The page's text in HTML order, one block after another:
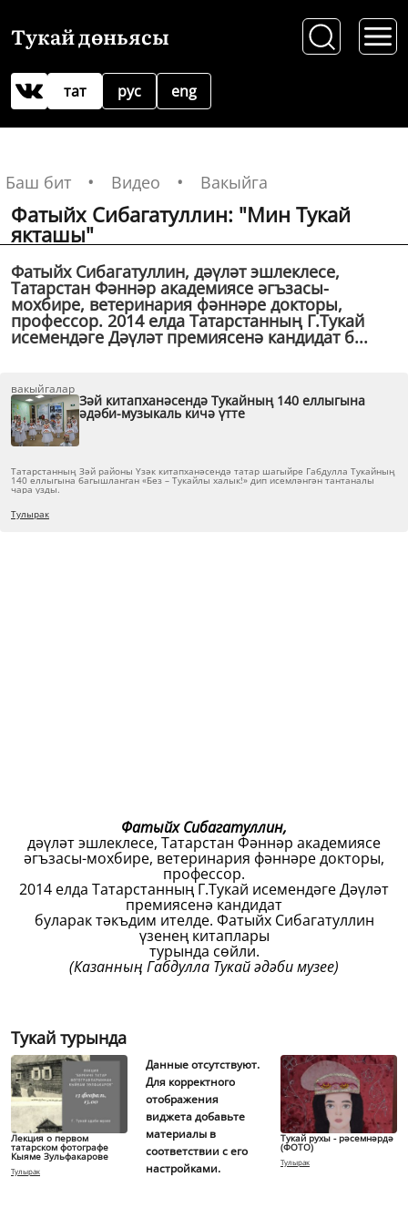
Тукай дөньясы
рус
тат eng
Баш бит Видео Вакыйга
Фатыйх Сибагатуллин: "Мин Тукай
якташы"
Фатыйх Сибагатуллин, дәүләт эшлеклесе,
Татарстан Фәннәр академиясе әгъзасы-
мохбире, ветеринария фәннәре докторы,
профессор. 2014 елда Татарстанның Г.Тукай
исемендәге Дәүләт премиясенә кандидат б...
вакыйгалар
Зәй китапханәсендә Тукайның 140 еллыгына
әдәби-музыкаль кичә үтте
Татарстанның Зәй районы Үзәк китапханәсендә татар шагыйре Габдулла Тукайның
140 еллыгына багышланган «Без – Тукайлы халык!» дип исемләнгән тантаналы
чара узды.
Тулырак
Фатыйх Сибагатуллин,
дәүләт эшлеклесе, Татарстан Фәннәр академиясе
әгъзасы-мохбире, ветеринария фәннәре докторы,
профессор.
2014 елда Татарстанның Г.Тукай исемендәге Дәүләт
премиясенә кандидат
буларак тәкъдим ителде. Фатыйх Сибагатуллин
үзенең китаплары
турында сөйли.
(Казанның Габдулла Тукай әдәби музее)
Тукай турында
Лекция о первом
татарском фотографе
Кыяме Зульфакарове
Тулырак
Данные отсутствуют.
Для корректного
отображения
виджета добавьте
материалы в
соответствии с его
настройками.
Тукай рухы - рәсемнәрдә
(ФОТО)
Тулырак